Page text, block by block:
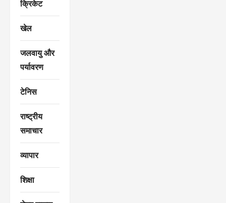
क्रिकेट
खेल
जलवायु और
पर्यावरण
टेनिस
राष्ट्रीय
समाचार
व्यापार
शिक्षा